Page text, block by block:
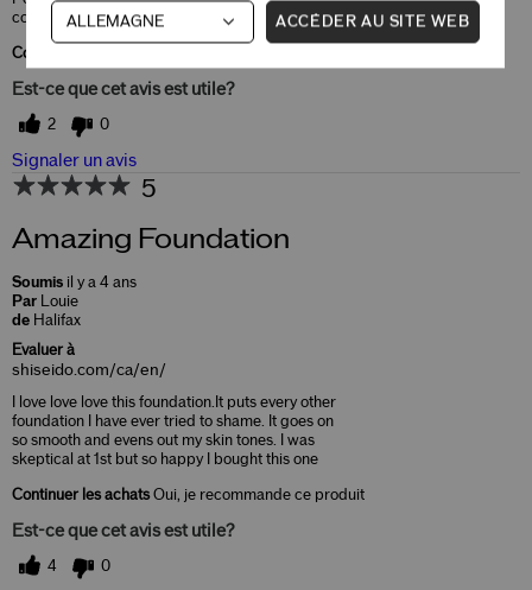
colour.
Continuer les achats
Est-ce que cet avis est utile?
2 0
Signaler un avis
5
Amazing Foundation
Soumis il y a 4 ans
Par Louie
de Halifax
Evaluer à
shiseido.com/ca/en/
I love love love this foundation.It puts every other
foundation I have ever tried to shame. It goes on
so smooth and evens out my skin tones. I was
skeptical at 1st but so happy I bought this one
Continuer les achatsOui, je recommande ce produit
Est-ce que cet avis est utile?
4 0
ACCÉDER AU SITE WEB